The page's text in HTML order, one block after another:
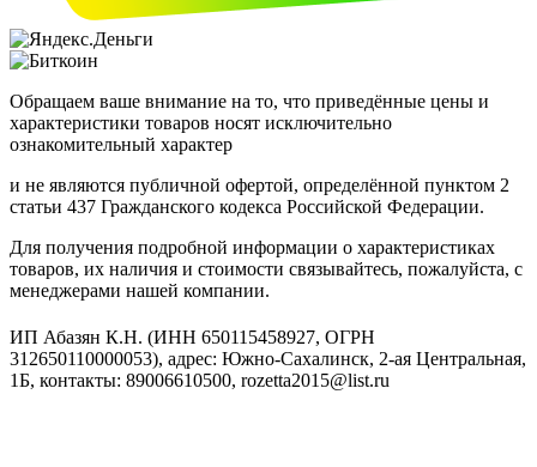
Обращаем ваше внимание на то, что приведённые цены и
характеристики товаров носят исключительно
ознакомительный характер
и не являются публичной офертой, определённой пунктом 2
статьи 437 Гражданского кодекса Российской Федерации.
Для получения подробной информации о характеристиках
товаров, их наличия и стоимости связывайтесь, пожалуйста, с
менеджерами нашей компании.
ИП Абазян К.Н. (ИНН 650115458927, ОГРН
312650110000053), адрес: Южно-Сахалинск, 2-ая Центральная,
1Б, контакты: 89006610500, rozetta2015@list.ru